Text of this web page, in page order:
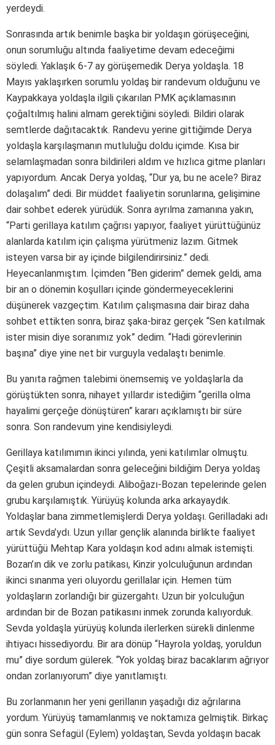
yerdeydi.
Sonrasında artık benimle başka bir yoldaşın görüşeceğini,
onun sorumluğu altında faaliyetime devam edeceğimi
söyledi. Yaklaşık 6-7 ay görüşemedik Derya yoldaşla. 18
Mayıs yaklaşırken sorumlu yoldaş bir randevum olduğunu ve
Kaypakkaya yoldaşla ilgili çıkarılan PMK açıklamasının
çoğaltılmış halini almam gerektiğini söyledi. Bildiri olarak
semtlerde dağıtacaktık. Randevu yerine gittiğimde Derya
yoldaşla karşılaşmanın mutluluğu doldu içimde. Kısa bir
selamlaşmadan sonra bildirileri aldım ve hızlıca gitme planları
yapıyordum. Ancak Derya yoldaş, “Dur ya, bu ne acele? Biraz
dolaşalım” dedi. Bir müddet faaliyetin sorunlarına, gelişimine
dair sohbet ederek yürüdük. Sonra ayrılma zamanına yakın,
“Parti gerillaya katılım çağrısı yapıyor, faaliyet yürüttüğünüz
alanlarda katılım için çalışma yürütmeniz lazım. Gitmek
isteyen varsa bir ay içinde bilgilendirirsiniz.” dedi.
Heyecanlanmıştım. İçimden “Ben giderim” demek geldi, ama
bir an o dönemin koşulları içinde göndermeyeceklerini
düşünerek vazgeçtim. Katılım çalışmasına dair biraz daha
sohbet ettikten sonra, biraz şaka-biraz gerçek “Sen katılmak
ister misin diye soranımız yok” dedim. “Hadi görevlerinin
başına” diye yine net bir vurguyla vedalaştı benimle.
Bu yanıta rağmen talebimi önemsemiş ve yoldaşlarla da
görüştükten sonra, nihayet yıllardır istediğim “gerilla olma
hayalimi gerçeğe dönüştüren” kararı açıklamıştı bir süre
sonra. Son randevum yine kendisiyleydi.
Gerillaya katılımımın ikinci yılında, yeni katılımlar olmuştu.
Çeşitli aksamalardan sonra geleceğini bildiğim Derya yoldaş
da gelen grubun içindeydi. Aliboğazı-Bozan tepelerinde gelen
grubu karşılamıştık. Yürüyüş kolunda arka arkayaydık.
Yoldaşlar bana zimmetlemişlerdi Derya yoldaşı. Gerilladaki adı
artık Sevda’ydı. Uzun yıllar gençlik alanında birlikte faaliyet
yürüttüğü Mehtap Kara yoldaşın kod adını almak istemişti.
Bozan’ın dik ve zorlu patikası, Kinzir yolculuğunun ardından
ikinci sınanma yeri oluyordu gerillalar için. Hemen tüm
yoldaşların zorlandığı bir güzergahtı. Uzun bir yolculuğun
ardından bir de Bozan patikasını inmek zorunda kalıyorduk.
Sevda yoldaşla yürüyüş kolunda ilerlerken sürekli dinlenme
ihtiyacı hissediyordu. Bir ara dönüp “Hayrola yoldaş, yoruldun
mu” diye sordum gülerek. “Yok yoldaş biraz bacaklarım ağrıyor
ondan zorlanıyorum” diye yanıtlamıştı.
Bu zorlanmanın her yeni gerillanın yaşadığı diz ağrılarına
yordum. Yürüyüş tamamlanmış ve noktamıza gelmiştik. Birkaç
gün sonra Sefagül (Eylem) yoldaştan, Sevda yoldaşın bacak